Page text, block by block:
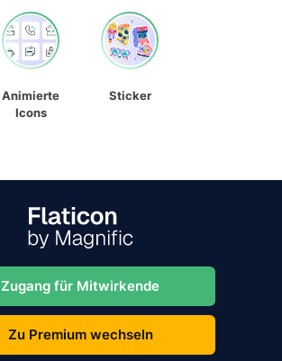
Animierte
Icons
Sticker
Zugang für Mitwirkende
Zu Premium wechseln